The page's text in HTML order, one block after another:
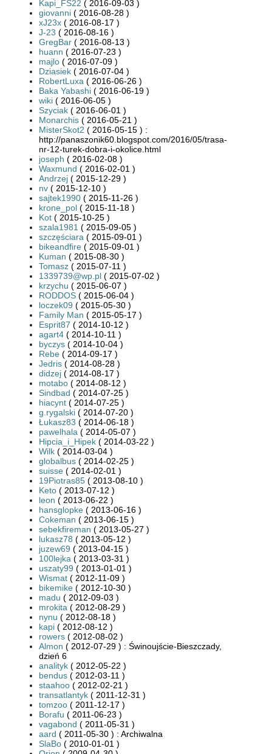
Kapi_FS22 ( 2016-09-03 )
giovanni ( 2016-08-28 )
xJ23x ( 2016-08-17 )
J-23 ( 2016-08-16 )
GregBar ( 2016-08-13 )
huann ( 2016-07-23 )
majlo ( 2016-07-09 )
Dziasiek ( 2016-07-04 )
RobertLuxa ( 2016-06-26 )
Baka Yabashi ( 2016-06-19 )
wiki ( 2016-06-05 )
Szyciak ( 2016-06-01 )
Monarchis ( 2016-05-21 )
MisterSkot2 ( 2016-05-15 ) :
http://panaszonik60.blogspot.com/2016/05/trasa-
nr-12-turek-dobra-i-okolice.html
joseph ( 2016-02-08 )
Waxmund ( 2016-02-01 )
Andrzej ( 2015-12-29 )
nv ( 2015-12-10 )
sajtek1990 ( 2015-11-26 )
krone_pol ( 2015-11-18 )
Kot ( 2015-10-25 )
szala1981 ( 2015-09-05 )
szczęściara ( 2015-09-01 )
bikeandfire ( 2015-09-01 )
Kuman ( 2015-08-30 )
Tomasz ( 2015-07-11 )
1339739@wp.pl ( 2015-07-02 )
krzychu ( 2015-06-07 )
RODDOS ( 2015-06-04 )
loczek09 ( 2015-05-30 )
Family Man ( 2015-05-17 )
Esprit87 ( 2014-10-12 )
agart4 ( 2014-10-11 )
byczys ( 2014-10-04 )
Rebe ( 2014-09-17 )
Jedris ( 2014-08-28 )
didzej ( 2014-08-17 )
motabo ( 2014-08-12 )
Sindbad ( 2014-07-25 )
hiacynt ( 2014-07-25 )
g.rygalski ( 2014-07-20 )
Łukasz83 ( 2014-06-18 )
pawelhala ( 2014-05-07 )
Hipcia_i_Hipek ( 2014-03-22 )
Wilk ( 2014-03-04 )
globalbus ( 2014-02-25 )
suisse ( 2014-02-01 )
19Piotras85 ( 2013-08-10 )
Keto ( 2013-07-12 )
leon ( 2013-06-22 )
hansglopke ( 2013-06-16 )
Cokeman ( 2013-06-15 )
sebekfireman ( 2013-05-27 )
lukasz78 ( 2013-05-12 )
juzew69 ( 2013-04-15 )
100lejka ( 2013-03-31 )
uszaty99 ( 2013-01-01 )
Wismat ( 2012-11-09 )
bikemike ( 2012-10-30 )
madu ( 2012-09-03 )
mrokita ( 2012-08-29 )
nynu ( 2012-08-18 )
kapi ( 2012-08-12 )
rowers ( 2012-08-02 )
Almon ( 2012-07-29 ) : Świnoujście-Bieszczady,
dzień 6
analityk ( 2012-05-22 )
bendus ( 2012-03-11 )
staahoo ( 2012-02-21 )
transatlantyk ( 2011-12-31 )
tomzoo ( 2011-12-17 )
Borafu ( 2011-06-23 )
vagabond ( 2011-05-31 )
aard ( 2011-05-30 ) : Archiwalna
SlaBo ( 2010-01-01 )